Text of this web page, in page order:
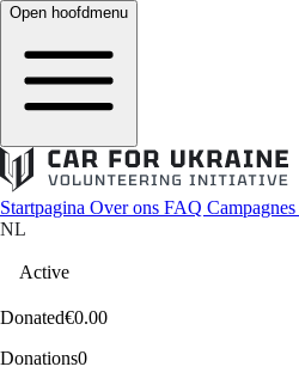
Open hoofdmenu
Startpagina Over ons FAQ Campagnes
NL
Active
Donated€0.00
Donations0